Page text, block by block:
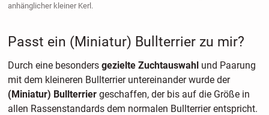
anhänglicher kleiner Kerl.
Passt ein (Miniatur) Bullterrier zu mir?
Durch eine besonders gezielte Zuchtauswahlund Paarung
mit dem kleineren Bullterrier untereinander wurde der
(Miniatur) Bullterriergeschaffen, der bis auf die Größe in
allen Rassenstandards dem normalen Bullterrier entspricht.